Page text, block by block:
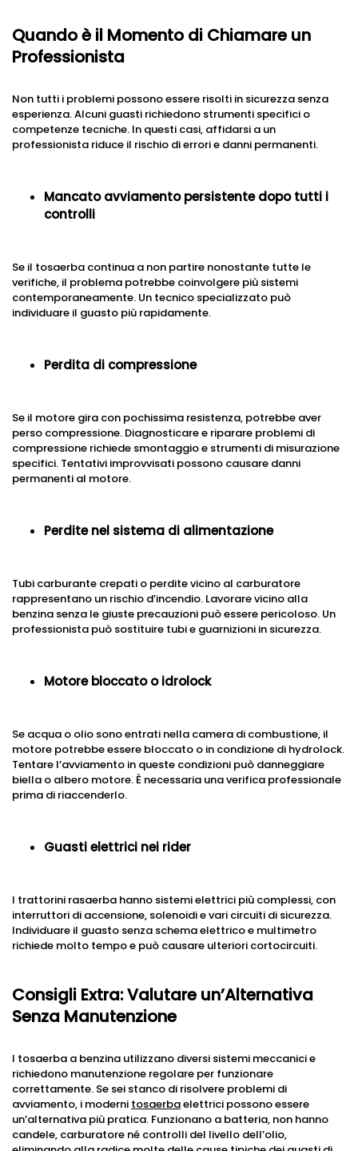
Quando è il Momento di Chiamare un
Professionista
Non tutti i problemi possono essere risolti in sicurezza senza
esperienza. Alcuni guasti richiedono strumenti specifici o
competenze tecniche. In questi casi, affidarsi a un
professionista riduce il rischio di errori e danni permanenti.
Mancato avviamento persistente dopo tutti i
controlli
Se il tosaerba continua a non partire nonostante tutte le
verifiche, il problema potrebbe coinvolgere più sistemi
contemporaneamente. Un tecnico specializzato può
individuare il guasto più rapidamente.
Perdita di compressione
Se il motore gira con pochissima resistenza, potrebbe aver
perso compressione. Diagnosticare e riparare problemi di
compressione richiede smontaggio e strumenti di misurazione
specifici. Tentativi improvvisati possono causare danni
permanenti al motore.
Perdite nel sistema di alimentazione
Tubi carburante crepati o perdite vicino al carburatore
rappresentano un rischio d’incendio. Lavorare vicino alla
benzina senza le giuste precauzioni può essere pericoloso. Un
professionista può sostituire tubi e guarnizioni in sicurezza.
Motore bloccato o idrolock
Se acqua o olio sono entrati nella camera di combustione, il
motore potrebbe essere bloccato o in condizione di hydrolock.
Tentare l’avviamento in queste condizioni può danneggiare
biella o albero motore. È necessaria una verifica professionale
prima di riaccenderlo.
Guasti elettrici nei rider
I trattorini rasaerba hanno sistemi elettrici più complessi, con
interruttori di accensione, solenoidi e vari circuiti di sicurezza.
Individuare il guasto senza schema elettrico e multimetro
richiede molto tempo e può causare ulteriori cortocircuiti.
Consigli Extra: Valutare un’Alternativa
Senza Manutenzione
I tosaerba a benzina utilizzano diversi sistemi meccanici e
richiedono manutenzione regolare per funzionare
correttamente. Se sei stanco di risolvere problemi di
avviamento, i moderni tosaerbaelettrici possono essere
un’alternativa più pratica. Funzionano a batteria, non hanno
candele, carburatore né controlli del livello dell’olio,